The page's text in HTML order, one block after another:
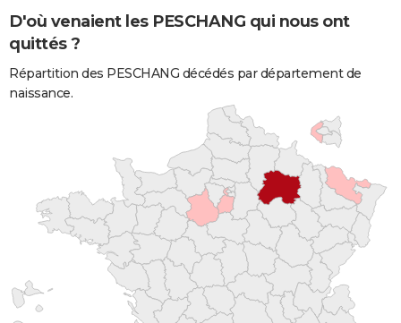
D'où venaient les PESCHANG qui nous ont
quittés ?
Répartition des PESCHANG décédés par département de
naissance.